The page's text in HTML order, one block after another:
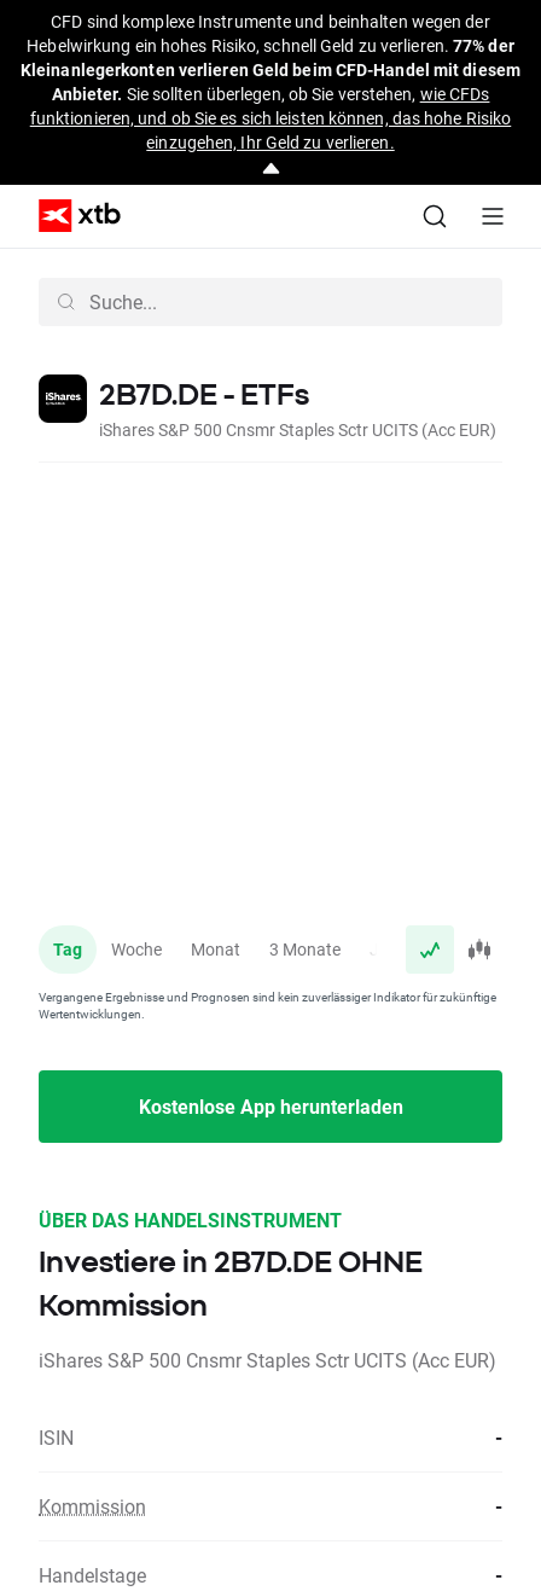
CFD sind komplexe Instrumente und beinhalten wegen der
Hebelwirkung ein hohes Risiko, schnell Geld zu verlieren.77% der
Kleinanlegerkonten verlieren Geld beim CFD-Handel mit diesem
Anbieter. Sie sollten überlegen, ob Sie verstehen, wie CFDs
funktionieren, und ob Sie es sich leisten können, das hohe Risiko
einzugehen, Ihr Geld zu verlieren.
2B7D.DE - ETFs
iShares S&P 500 Cnsmr Staples Sctr UCITS (Acc EUR)
Tag Woche Monat 3 Monate Jahr
Vergangene Ergebnisse und Prognosen sind kein zuverlässiger Indikator für zukünftige
Wertentwicklungen.
Kostenlose App herunterladen
ÜBER DAS HANDELSINSTRUMENT
Investiere in 2B7D.DE OHNE
Kommission
iShares S&P 500 Cnsmr Staples Sctr UCITS (Acc EUR)
ISIN -
Kommission -
Handelstage -